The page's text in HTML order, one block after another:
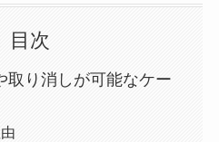
目次
取り消しが可能なケー